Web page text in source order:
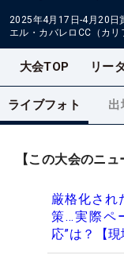
2025年4月17日-4月20日
エル・カバレロCC（カリ
大会TOP リー
ライブフォト 出
【この大会のニュ
厳格化され
策…実際ペ
応”は？【現